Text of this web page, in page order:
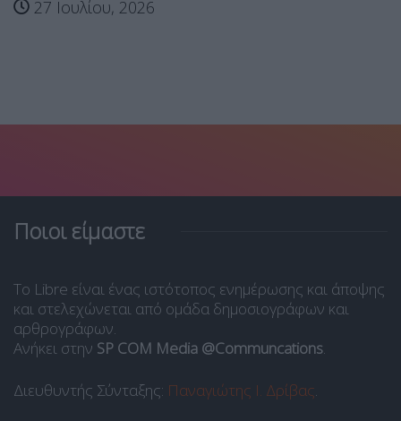
27 Ιουλίου, 2026
Ποιοι είμαστε
Το Libre είναι ένας ιστότοπος ενημέρωσης και άποψης
και στελεχώνεται από ομάδα δημοσιογράφων και
αρθρογράφων.
Ανήκει στην SP COM Media @Communcations.
Διευθυντής Σύνταξης: Παναγιώτης Ι. Δρίβας.